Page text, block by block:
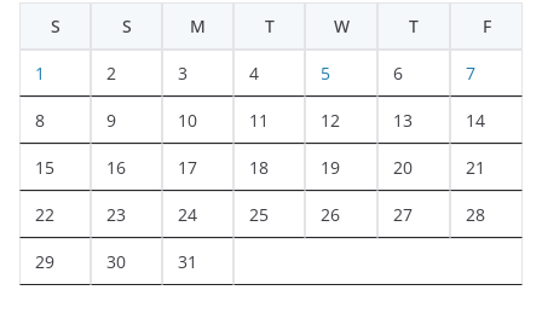
S
S M T W T F
1 2 3 4 5 6 7
8 9 10 11 12 13 14
15 16 17 18 19 20 21
22 23 24 25 26 27 28
29 30 31